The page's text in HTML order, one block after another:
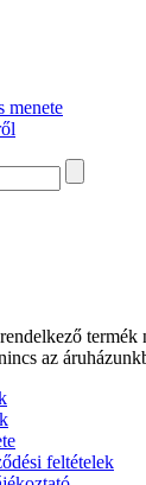
menete
termék
az
feltételek